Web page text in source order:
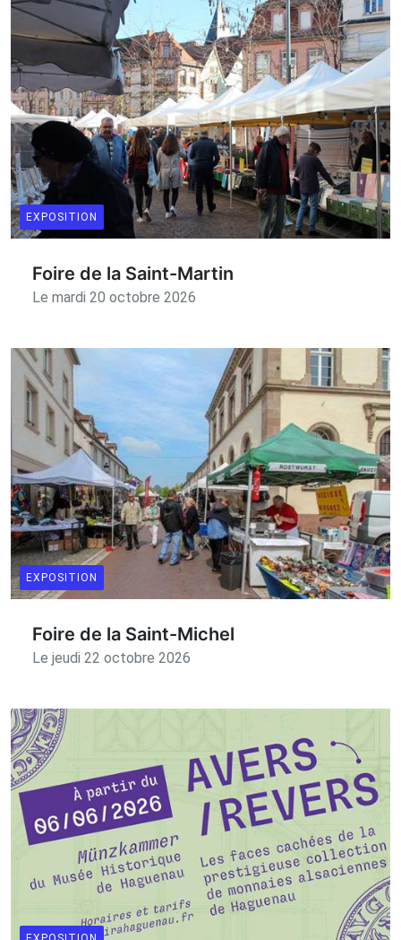
EXPOSITION
Foire de la Saint-Martin
Le mardi 20 octobre 2026
EXPOSITION
Foire de la Saint-Michel
Le jeudi 22 octobre 2026